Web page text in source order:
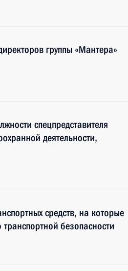
группы «Мантера»
спецпредставителя
деятельности,
средств, на которые
безопасности